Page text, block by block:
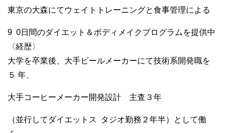
東京の大森にてウェイトトレーニングと食事管理による
9 0日間のダイエット＆ボディメイクプログラムを提供中
〈経歴〉
大学を卒業後、大手ビールメーカーにて技術系開発職を
５ 年、
大手コーヒーメーカー開発設計 主査３年
（並行してダイエットス
タジオ勤務２年半）として働